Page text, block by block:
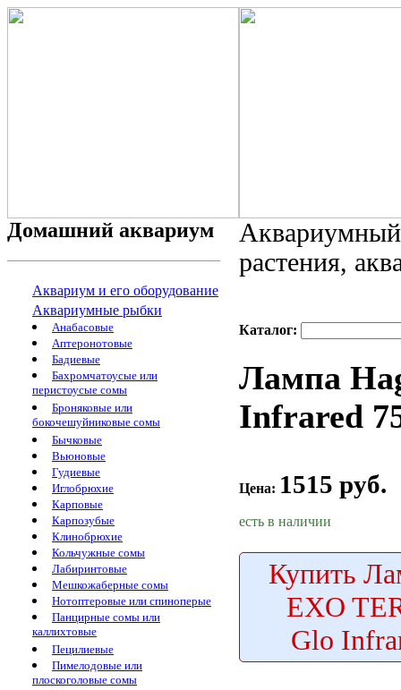
Домашний аквариум
Аквариум и его оборудование
Аквариумные рыбки
Анабасовые
Аптеронотовые
Бадиевые
Бахромчатоусые или
перистоусые сомы
Броняковые или
бокочешуйниковые сомы
Бычковые
Вьюновые
Гудиевые
Иглобрюхие
Карповые
Карпозубые
Клинобрюхие
Кольчужные сомы
Лабиринтовые
Мешкожаберные сомы
Нотоптеровые или спиноперые
Панцирные сомы или
каллихтовые
Пецилиевые
Пимелодовые или
плоскоголовые сомы
растения,
Каталог:
Лампа
Infrared
Цена: 1515 руб.
есть в наличии
Купить
EXO
Glo